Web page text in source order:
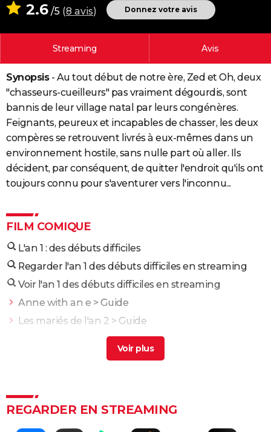
Destinations
City break
Voyage nature
Voyage de noces
Forum
Climat
+
PHOTO
BONS PLANS
CARTE DE VOEUX
Carte de Noël
Carte Bonne année
Carte Saint-Valentin
Carte Pâques
Carte d'anniversaire
DICTIONNAIRE
Dictionnaire
Biographies
Citations
Expressions
Proverbes
PROGRAMME TV
COPAINS D'AVANT
S'inscrire
Se connecter
Lycées
Collèges
Primaires
Universités
Entreprises
Service militaire
Avis de recherche
AVIS DE DÉCÈS
Bricolage
Lifestyle
Culture
Sport
Auto
Television
Voyage
Cinema
2.6 /5 (8 avis) Donnez votre avis
Streaming Avis
Synopsis- Au tout début de notre ère, Zed et Oh, deux
"chasseurs-cueilleurs" pas vraiment dégourdis, sont
bannis de leur village natal par leurs congénères.
Feignants, peureux et incapables de chasser, les deux
compères se retrouvent livrés à eux-mêmes dans un
environnement hostile, sans nulle part où aller. Ils
décident, par conséquent, de quitter l'endroit qu'ils ont
toujours connu pour s'aventurer vers l'inconnu...
FILM COMIQUE
L'an 1 : des débuts difficiles
Regarder l'an 1 des débuts difficiles en streaming
Voir l'an 1 des débuts difficiles en streaming
Anne with an e > Guide
Les mariés de l'an 2 > Guide
300: rise of an empire> Guide
La vérité si je mens ! Les débuts : synopsis, casting,
Intouchables : "Sans lui je serais mort de
REGARDER EN STREAMING